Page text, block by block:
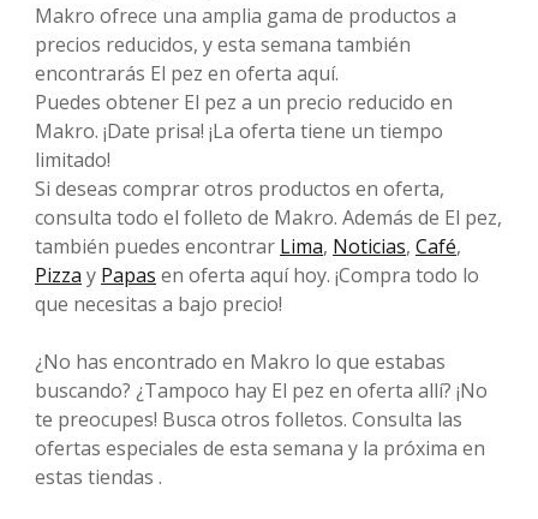
Makro ofrece una amplia gama de productos a
precios reducidos, y esta semana también
encontrarás El pez en oferta aquí.
Puedes obtener El pez a un precio reducido en
Makro. ¡Date prisa! ¡La oferta tiene un tiempo
limitado!
Si deseas comprar otros productos en oferta,
consulta todo el folleto de Makro. Además de El pez,
también puedes encontrar Lima, Noticias, Café,
Pizza y Papas en oferta aquí hoy. ¡Compra todo lo
que necesitas a bajo precio!
¿No has encontrado en Makro lo que estabas
buscando? ¿Tampoco hay El pez en oferta allí? ¡No
te preocupes! Busca otros folletos. Consulta las
ofertas especiales de esta semana y la próxima en
estas tiendas .